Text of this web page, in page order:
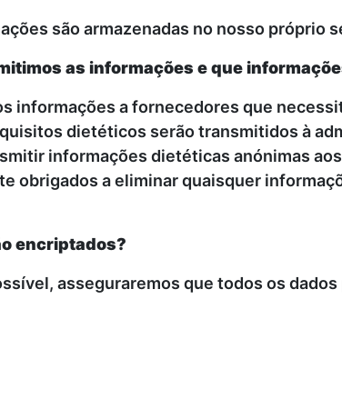
são armazenadas no nosso próprio
as informações e que
informações a fornecedores que
dietéticos serão transmitidos à
informações dietéticas anónimas
obrigados a eliminar quaisquer
encriptados?
asseguraremos que todos os